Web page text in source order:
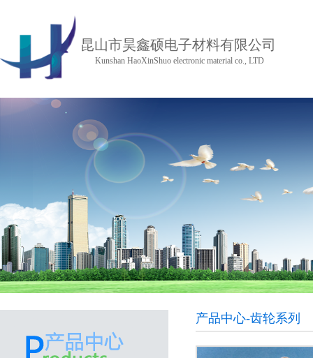
昆山市昊鑫硕电子材料有限公司
Kunshan HaoXinShuo electronic material co., LTD
产品中心-齿轮系列